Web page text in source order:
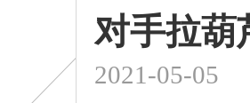
对手拉葫
2021-05-05